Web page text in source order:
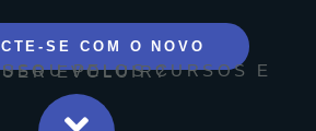
SE COM O NOVO
PELOS CURSOS E QUER EVOLUIR?